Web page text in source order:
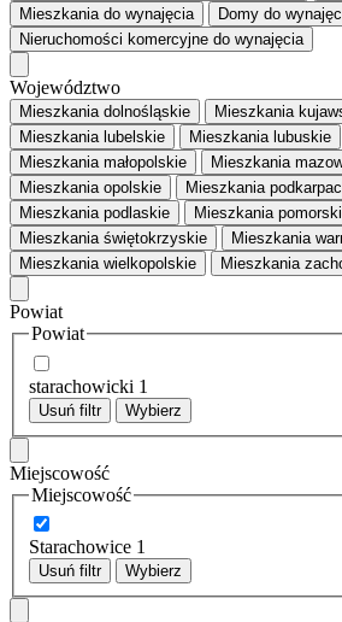
Mieszkaniado wynajęcia Domy do
Nieruchomości komercyjne do wynajęcia
Województwo
Mieszkania dolnośląskie
Mieszkania
Mieszkania lubelskie
Mieszkania lubuskie
Mieszkania małopolskie
Mieszkania
Mieszkania opolskie
Mieszkania
Mieszkania podlaskie
Mieszkania
Mieszkania świętokrzyskie
Mieszkania
Mieszkania wielkopolskie
Mieszkania
Powiat
Powiat
starachowicki 1
Usuń filtr Wybierz
Miejscowość
Miejscowość
Starachowice 1
Usuń filtr Wybierz